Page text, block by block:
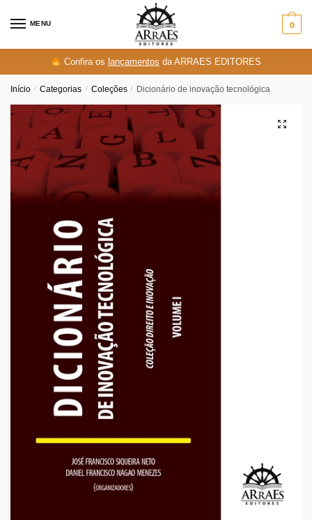
MENU 0
Confira os lançamentos da ARRAES EDITORES
Início / Categorias / Coleções / Dicionário de inovação tecnológica